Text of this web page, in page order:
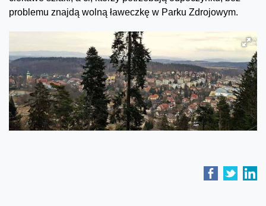
problemu znajdą wolną ławeczkę w Parku Zdrojowym.